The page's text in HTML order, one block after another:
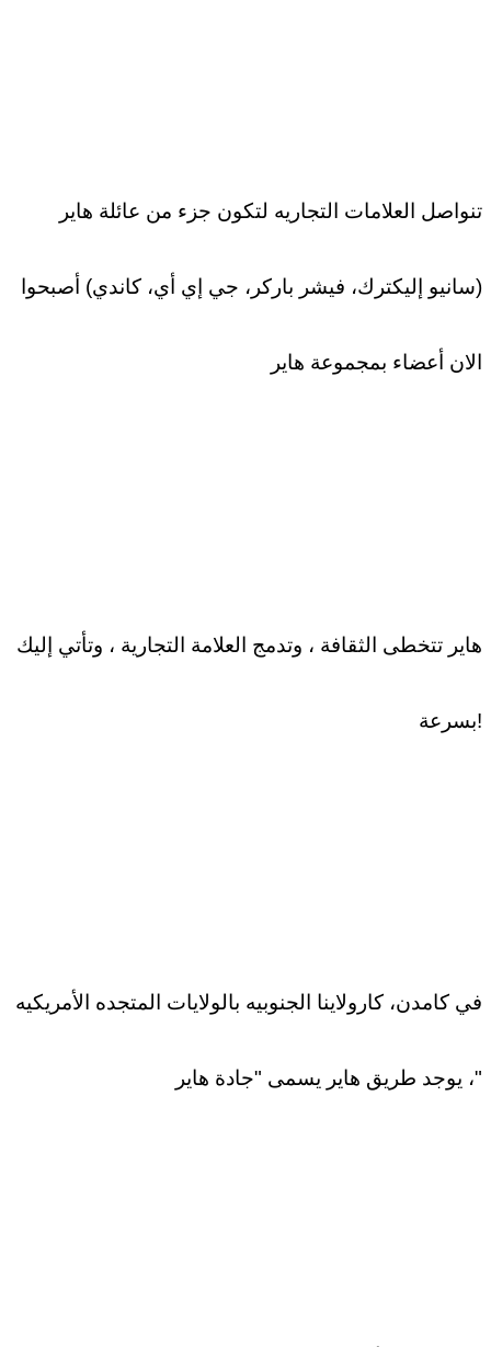
تنواصل العلامات التجاريه لتكون جزء من عائلة هاير
(سانيو إليكترك، فيشر باركر، جي إي أي، كاندي) أصبحوا
الان أعضاء بمجموعة هاير
هاير تتخطى الثقافة ، وتدمج العلامة التجارية ، وتأتي إليك
بسرعة!
في كامدن، كارولاينا الجنوبيه بالولايات المتجده الأمريكيه
، يوجد طريق هاير يسمى "جادة هاير"